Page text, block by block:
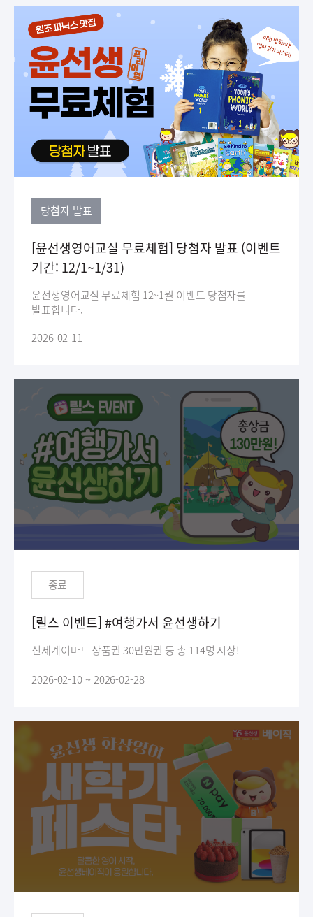
당첨자 발표
[윤선생영어교실 무료체험] 당첨자 발표 (이벤트
기간: 12/1~1/31)
윤선생영어교실 무료체험 12~1월 이벤트 당첨자를
발표합니다.
2026-02-11
종료
[릴스 이벤트] #여행가서 윤선생하기
신세계이마트 상품권 30만원권 등 총 114명 시상!
2026-02-10 ~ 2026-02-28